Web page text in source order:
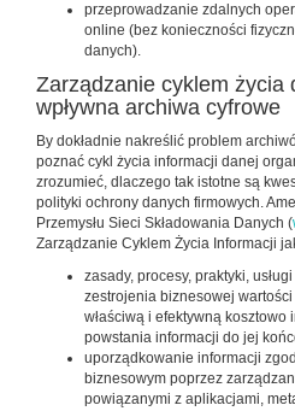
przeprowadzanie zdalnych
online (bez konieczności
danych).
Zarządzanie cyklem życia
wpływna archiwa cyfrowe
By dokładnie nakreślić problem
poznać cykl życia informacji danej
zrozumieć, dlaczego tak istotne są
polityki ochrony danych firmowych.
Przemysłu Sieci Składowania Danych (
Zarządzanie Cyklem Życia Informacji
zasady, procesy, praktyki,
zestrojenia biznesowej
właściwą i efektywną kosztowo
powstania informacji do jej
uporządkowanie informacji
biznesowym poprzez
powiązanymi z aplikacjami,